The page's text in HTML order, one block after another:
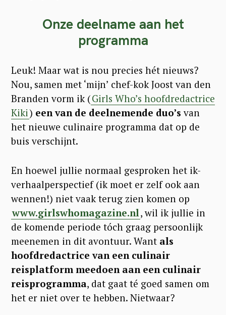
Onze deelname aan het
programma
Leuk! Maar wat is nou precies hét nieuws?
Nou, samen met ‘mijn’ chef-kok Joost van den
Branden vorm ik (Girls Who’s hoofdredactrice
Kiki) een van de deelnemende duo’svan
het nieuwe culinaire programma dat op de
buis verschijnt.
En hoewel jullie normaal gesproken het ik-
verhaalperspectief (ik moet er zelf ook aan
wennen!) niet vaak terug zien komen op
www.girlswhomagazine.nl , wil ik jullie in
de komende periode tóch graag persoonlijk
meenemen in dit avontuur. Want als
hoofdredactrice van een culinair
reisplatform meedoen aan een culinair
reisprogramma, dat gaat té goed samen om
het er niet over te hebben. Nietwaar?